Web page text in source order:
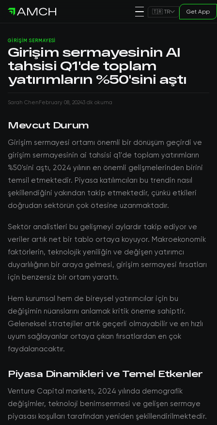
🇹🇷 TR Get App
GIRIŞIM SERMAYESI
Girişim sermayesinin AI
tahsisi Q1'de toplam
yatırımların %50'sini aştı
Sarah ChenFebruary 08, 20243 dk okuma
Mevcut Durum
Girişim sermayesi ortamı önemli bir dönüşüm geçirdi ve
girişim sermayesinin ai tahsisi q1'de toplam yatırımların
%50'sini aştı, 2024 yılının en önemli gelişmelerinden birini
temsil etmektedir. Piyasa katılımcıları bu trendin nasıl
şekillendiğini yakından takip etmektedir, çünkü etkileri
doğrudan sektörün çok ötesine uzanmaktadır.
Sektör analistleri bu gelişmeyi aylardır takip ediyor ve
veriler artık net bir tablo ortaya koyuyor. Makroekonomik
faktörlerin, teknolojik yeniliğin ve değişen yatırımcı
duyarlılığının bir araya gelmesi, girişim sermayesi fırsatları
için benzersiz bir ortam yarattı.
Hem kurumsal hem de bireysel yatırımcılar için bu
değişimin nüanslarını anlamak kritik öneme sahiptir.
Geleneksel stratejiler artık geçerli olmayabilir ve en hızlı
uyum sağlayanlar ortaya çıkan fırsatlardan en çok
faydalanacaktır.
Piyasa Dinamikleri ve Temel Etkenler
Venture Capital markets, 2024 yılında demografik
değişimler, teknoloji benimsenmesi ve gelişen sermaye
piyasası koşulları tarafından yeniden şekillendirilmektedir.